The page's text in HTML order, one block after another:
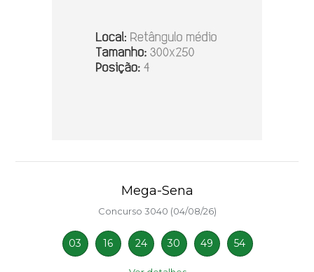
Mega-Sena
Concurso 3040 (04/08/26)
03 16 24 30 49 54